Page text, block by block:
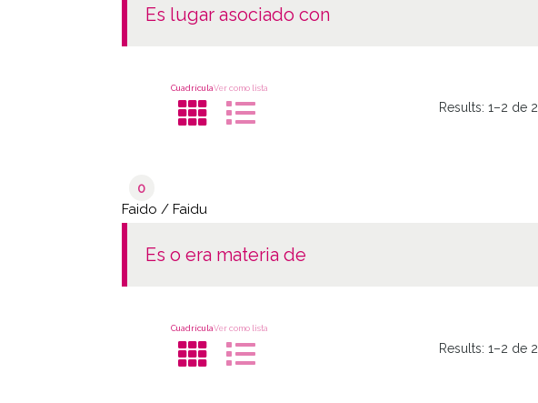
es lugar asociado con
CuadrículaVer como lista
Results:1–2 de 2
0
Faido / Faidu
es o era materia de
CuadrículaVer como lista
Results:1–2 de 2